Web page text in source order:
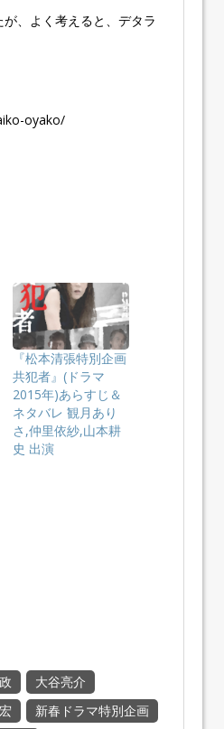
、よく考えると、デタラ
oyako/
『松本清張特別企画
共犯者』(ドラマ
2015年)あらすじ＆
ネタバレ 観月あり
さ,仲里依紗,山本耕
史 出演
大谷亮介
新春ドラマ特別企画